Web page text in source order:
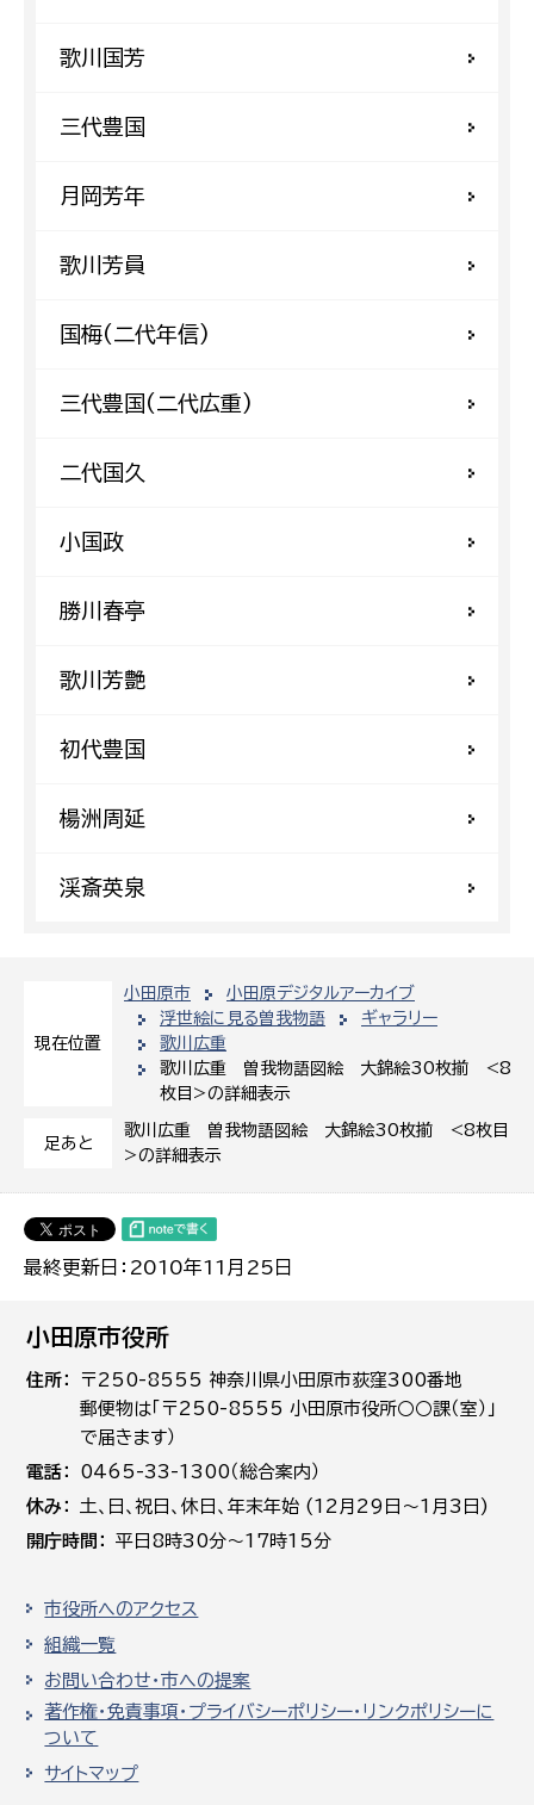
現在位置
小田原市
小田原デジタルアーカイブ
浮世絵に見る曽我物語
ギャラリー
歌川広重
歌川広重 曽我物語図絵 大錦絵30枚揃 <8
枚目>の詳細表示
足あと
歌川広重 曽我物語図絵 大錦絵30枚揃 <8枚目
>の詳細表示
最終更新日：2010年11月25日
歌川国芳
三代豊国
月岡芳年
歌川芳員
国梅(二代年信)
三代豊国(二代広重)
二代国久
小国政
勝川春亭
歌川芳艶
初代豊国
楊洲周延
渓斎英泉
小田原市役所
住所
〒250-8555 神奈川県小田原市荻窪300番地
郵便物は「〒250-8555 小田原市役所○○課（室）」
で届きます）
電話
0465-33-1300（総合案内）
休み
土､日､祝日、休日、年末年始 (12月29日～1月3日)
開庁時間
平日8時30分～17時15分
市役所へのアクセス
組織一覧
お問い合わせ・市への提案
著作権・免責事項・プライバシーポリシー・リンクポリシーに
ついて
サイトマップ